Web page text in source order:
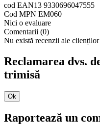
cod EAN13 9330696047555
Cod MPN EM060
Nici o evaluare
Comentarii (0)
Nu există recenzii ale
Reclamarea dvs.
trimisă
Ok
Raportează un